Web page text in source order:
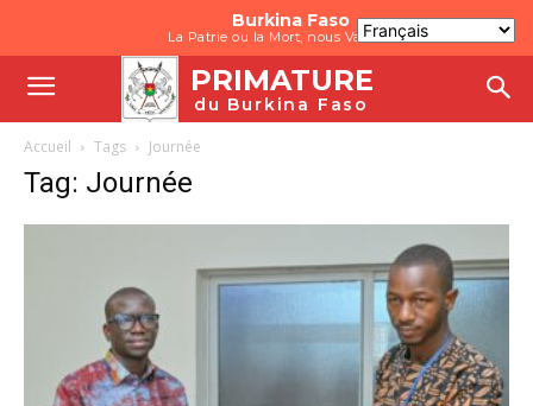
Burkina Faso
La Patrie ou la Mort, nous Vaincrons
PRIMATURE
du Burkina Faso
Accueil Tags Journée
Tag: Journée